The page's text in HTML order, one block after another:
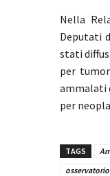
Nella
Deputati
stati
per
ammalati
per
TAGS